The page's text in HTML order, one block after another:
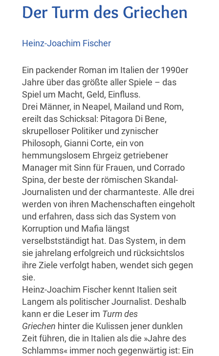
Der Turm des Griechen
Heinz-Joachim Fischer
Ein packender Roman im Italien der 1990er
Jahre über das größte aller Spiele – das
Spiel um Macht, Geld, Einfluss.
Drei Männer, in Neapel, Mailand und Rom,
ereilt das Schicksal: Pitagora Di Bene,
skrupelloser Politiker und zynischer
Philosoph, Gianni Corte, ein von
hemmungslosem Ehrgeiz getriebener
Manager mit Sinn für Frauen, und Corrado
Spina, der beste der römischen Skandal-
Journalisten und der charmanteste. Alle drei
werden von ihren Machenschaften eingeholt
und erfahren, dass sich das System von
Korruption und Mafia längst
verselbstständigt hat. Das System, in dem
sie jahrelang erfolgreich und rücksichtslos
ihre Ziele verfolgt haben, wendet sich gegen
sie.
Heinz-Joachim Fischer kennt Italien seit
Langem als politischer Journalist. Deshalb
kann er die Leser im Turm des
Griechen hinter die Kulissen jener dunklen
Zeit führen, die in Italien als die »Jahre des
Schlamms« immer noch gegenwärtig ist: Ein